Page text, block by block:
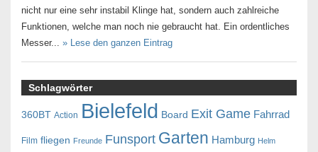
nicht nur eine sehr instabil Klinge hat, sondern auch zahlreiche
Funktionen, welche man noch nie gebraucht hat. Ein ordentliches
Messer... » Lese den ganzen Eintrag
Schlagwörter
360BT Action Bielefeld Board Exit Game Fahrrad
Film fliegen Freunde Funsport Garten Hamburg Helm